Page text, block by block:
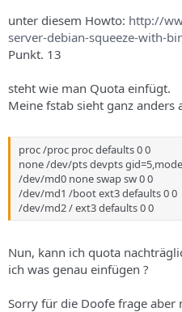
s
T
h
m
s
d
a
m
unter diesem Howto: http://
server-debian-squeeze-with-
Punkt. 13
steht wie man Quota einfügt.
Meine fstab sieht ganz anders
proc /proc proc defaults 0 0
none /dev/pts devpts
/dev/md0 none swap sw 0 0
/dev/md1 /boot ext3 defaults 0 0
/dev/md2 / ext3 defaults 0 0
Nun, kann ich quota
ich was genau einfügen ?
Sorry für die Doofe frage